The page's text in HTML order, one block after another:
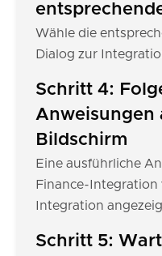
Wähle die
Dialog zur
Schritt 4:
Anweisungen
Bildschirm
Eine ausführliche
Finance-Integration
Integration
Schritt 5: